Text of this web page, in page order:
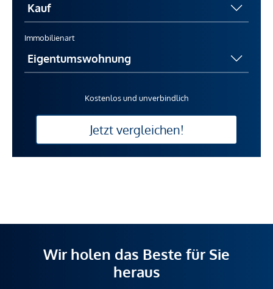
Immobilienart
Kostenlos und unverbindlich
Jetzt vergleichen!
Wir holen das Beste für Sie
heraus